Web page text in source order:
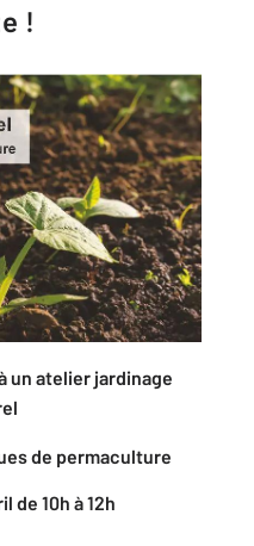
!
un atelier jardinage
de permaculture
de 10h à 12h